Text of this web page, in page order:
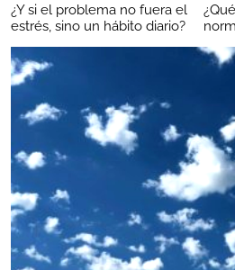
¿Y si el problema no fuera el
estrés, sino un hábito diario?